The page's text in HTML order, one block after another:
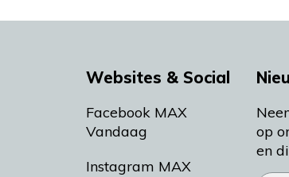
Websites & Social
Facebook MAX
Vandaag
Instagram MAX
op
en